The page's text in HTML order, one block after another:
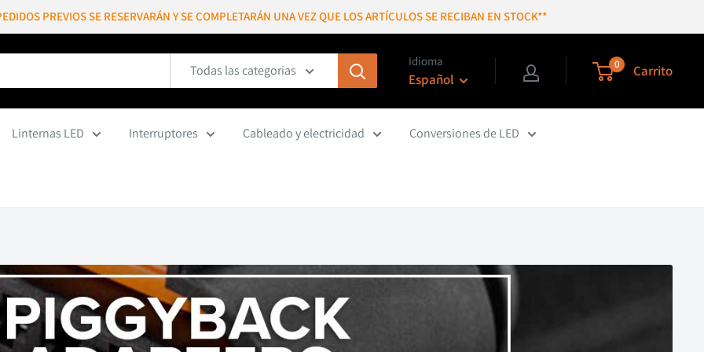
PREVIOS SE RESERVARÁN Y SE COMPLETARÁN UNA VEZ QUE LOS ARTÍCULOS SE RECIBAN EN STOCK**
Todas las categorias
Idioma
Español
0 Carrito
Linternas LED Interruptores Cableado y electricidad Conversiones de LED